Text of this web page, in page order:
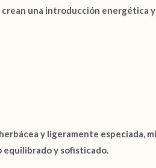
una introducción energética
y ligeramente especiada,
equilibrado y sofisticado.